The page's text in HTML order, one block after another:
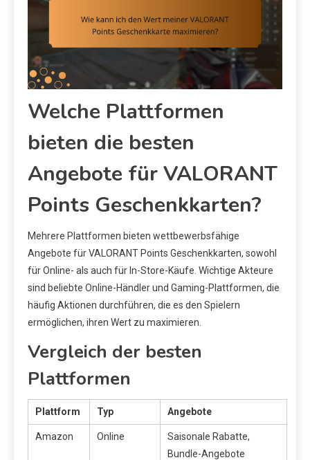
Welche Plattformen
bieten die besten
Angebote für VALORANT
Points Geschenkkarten?
Mehrere Plattformen bieten wettbewerbsfähige
Angebote für VALORANT Points Geschenkkarten, sowohl
für Online- als auch für In-Store-Käufe. Wichtige Akteure
sind beliebte Online-Händler und Gaming-Plattformen, die
häufig Aktionen durchführen, die es den Spielern
ermöglichen, ihren Wert zu maximieren.
Vergleich der besten
Plattformen
Plattform Typ Angebote
Amazon Online
Saisonale Rabatte,
Bundle-Angebote